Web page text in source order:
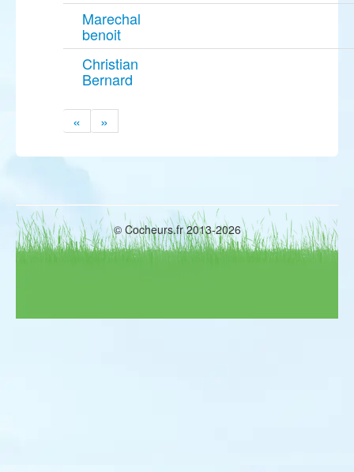
Marechal
benoit
Christian
Bernard
« »
© Cocheurs.fr 2013-2026